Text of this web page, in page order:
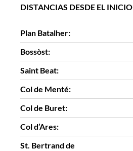
DISTANCIAS DESDE EL INICIO
Plan Batalher:
Bossòst:
Saint Beat:
Col de Menté:
Col de Buret:
Col d’Ares:
St. Bertrand de